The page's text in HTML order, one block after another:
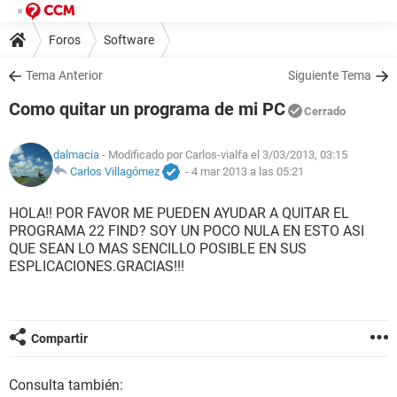
Foros Software
Tema Anterior Siguiente Tema
Como quitar un programa de mi PC Cerrado
dalmacia - Modificado por Carlos-vialfa el 3/03/2013, 03:15
Carlos Villagómez
- 4 mar 2013 a las 05:21
HOLA!! POR FAVOR ME PUEDEN AYUDAR A QUITAR EL
PROGRAMA 22 FIND? SOY UN POCO NULA EN ESTO ASI
QUE SEAN LO MAS SENCILLO POSIBLE EN SUS
ESPLICACIONES.GRACIAS!!!
Compartir
Consulta también: